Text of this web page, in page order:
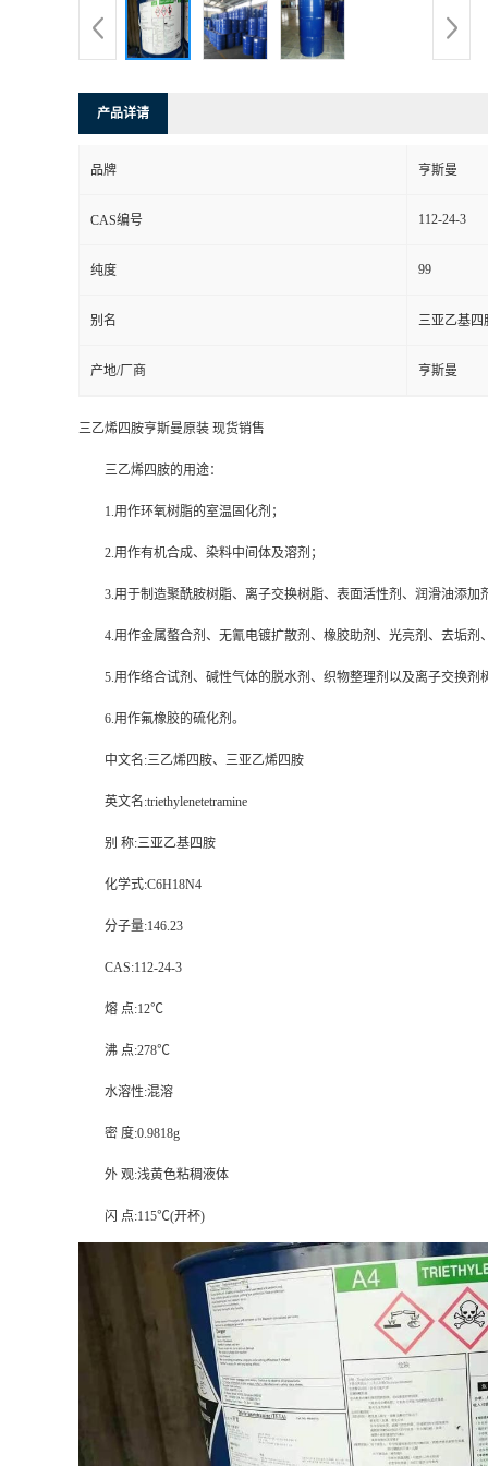
产品详请
品牌 亨斯曼
CAS编号 112-24-3
纯度 99
别名 三亚乙基四
产地/厂商 亨斯曼
三乙烯四胺亨斯曼原装 现货销售
三乙烯四胺的用途：
1.用作环氧树脂的室温固化剂；
2.用作有机合成、染料中间体及溶剂；
3.用于制造聚酰胺树脂、离子交换树脂、表面活性剂、润滑油添加
4.用作金属螯合剂、无氰电镀扩散剂、橡胶助剂、光亮剂、去垢剂
5.用作络合试剂、碱性气体的脱水剂、织物整理剂以及离子交换剂
6.用作氟橡胶的硫化剂。
中文名:三乙烯四胺、三亚乙烯四胺
英文名:triethylenetetramine
别 称:三亚乙基四胺
化学式:C6H18N4
分子量:146.23
CAS:112-24-3
熔 点:12℃
沸 点:278℃
水溶性:混溶
密 度:0.9818g
外 观:浅黄色粘稠液体
闪 点:115℃(开杯)